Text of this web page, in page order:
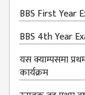
BBS First Year
BBS 4th Year
यस क्याम्पसमा
कार्यक्रम